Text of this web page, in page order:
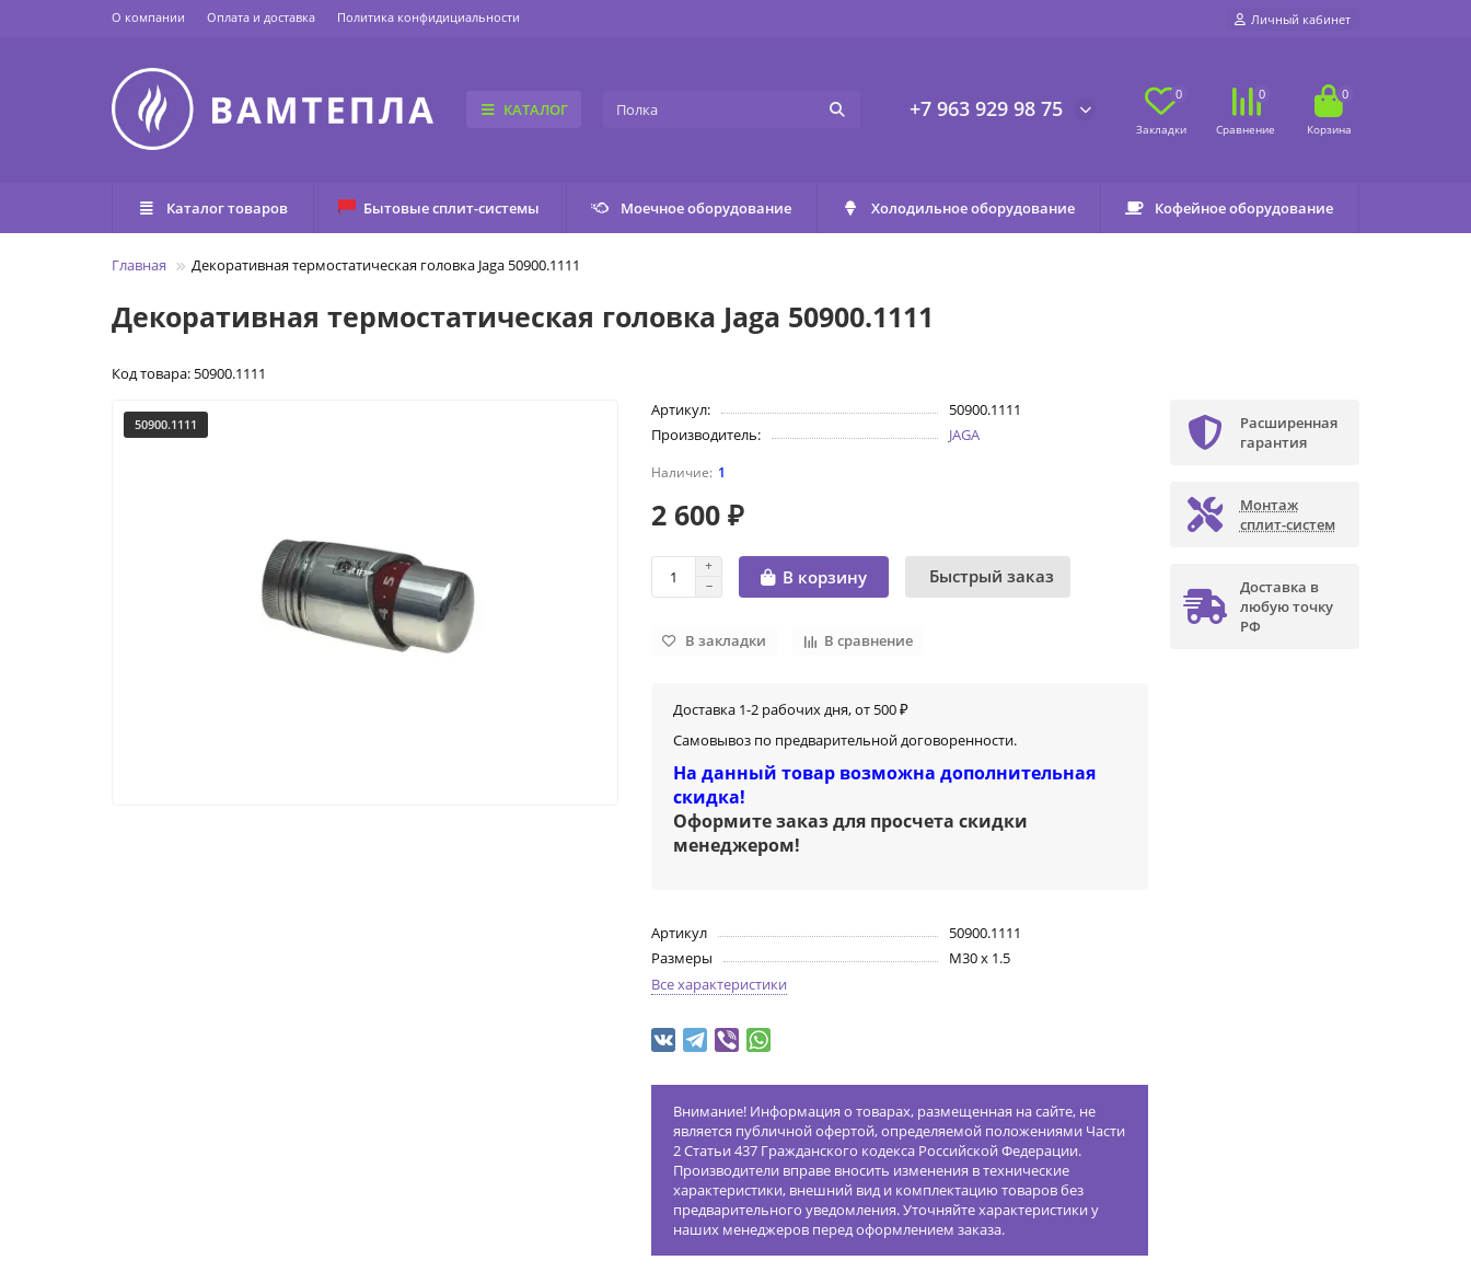
О компании Оплата и доставка Политика конфидициальности Личный кабинет
КАТАЛОГ +7 963 929 98 75
0 0 0
Каталог товаров Бытовые сплит-системы Моечное оборудование Холодильное оборудование Кофейное оборудование
Главная Декоративная термостатическая головка Jaga 50900.1111
Декоративная термостатическая головка Jaga 50900.1111
Код товара: 50900.1111
50900.1111
Артикул:
50900.1111
Производитель:
JAGA
1
2 600 ₽
В корзину Быстрый заказ
В закладки В сравнение
Доставка 1-2 рабочих дня, от 500 ₽
Самовывоз по предварительной договоренности.
На данный товар возможна дополнительная
скидка!
Оформите заказ для просчета скидки
менеджером!
Артикул
50900.1111
Размеры
M30 x 1.5
Все характеристики
Внимание! Информация о товарах, размещенная на сайте, не
является публичной офертой, определяемой положениями Части
2 Статьи 437 Гражданского кодекса Российской Федерации.
Производители вправе вносить изменения в технические
характеристики, внешний вид и комплектацию товаров без
предварительного уведомления. Уточняйте характеристики у
наших менеджеров перед оформлением заказа.
Расширенная
гарантия
Монтаж
сплит-систем
Доставка в
любую точку
РФ